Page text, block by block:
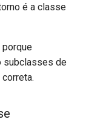
é a classe
subclasses de